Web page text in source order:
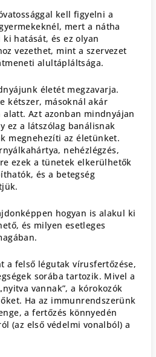
kell figyelni a
mert a nátha
hatását, és ez olyan
vezethet, mint a szervezet
alultápláltsága.
életét megzavarja.
kétszer, másoknál akár
alatt. Azt azonban mindnyájan
ez a látszólag banálisnak
megnehezíti az életünket.
nehézlégzés,
ezek a tünetek elkerülhetők
és a betegség
hogyan is alakul ki
és milyen esetleges
a felső légutak vírusfertőzése,
sorába tartozik. Mivel a
vannak”, a kórokozók
Ha az immunrendszerünk
a fertőzés könnyedén
(az első védelmi vonalból) a